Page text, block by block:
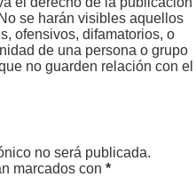
se harán visibles aquellos
ofensivos, difamatorios, o
de una persona o grupo
no guarden relación con el
no será publicada.
marcados con*